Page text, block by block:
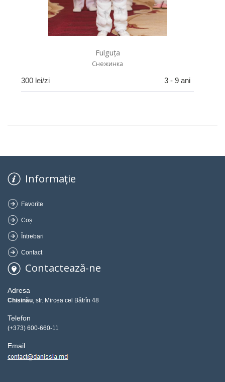
Fulguța
Снежинка
300 lei/zi 3 - 9 ani
Informație
Favorite
Coș
Întrebari
Contact
Contactează-ne
Adresa
Chisinău, str. Mircea cel Bătrîn 48
Telefon
(+373) 600-660-11
Email